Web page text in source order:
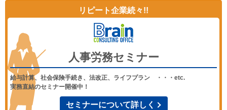
リピート企業続々!!
人事労務セミナー
給与計算、社会保険手続き、法改正、ライフプラン ・・・etc.
実務直結のセミナー開催中！
セミナーについて詳しく